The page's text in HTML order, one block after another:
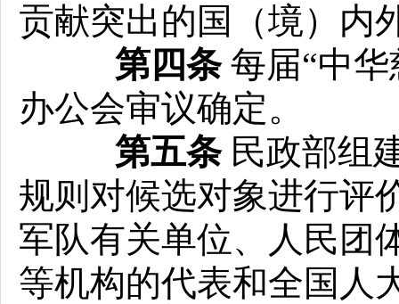
贡献突出的国（境）内
第四条每届“中华
办公会审议确定。
第五条民政部组
规则对候选对象进行评
军队有关单位、人民团
等机构的代表和全国人